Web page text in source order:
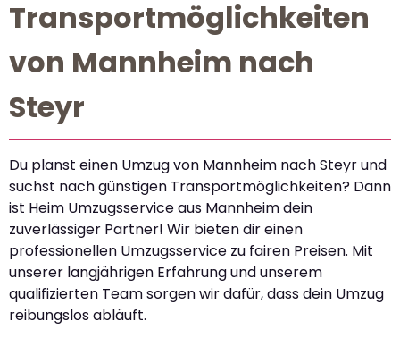
Transportmöglichkeiten
von Mannheim nach
Steyr
Du planst einen Umzug von Mannheim nach Steyr und
suchst nach günstigen Transportmöglichkeiten? Dann
ist Heim Umzugsservice aus Mannheim dein
zuverlässiger Partner! Wir bieten dir einen
professionellen Umzugsservice zu fairen Preisen. Mit
unserer langjährigen Erfahrung und unserem
qualifizierten Team sorgen wir dafür, dass dein Umzug
reibungslos abläuft.